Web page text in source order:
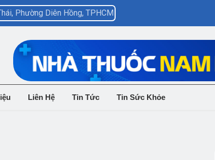
Phường Diên Hồng, TPHCM
Liên Hệ Tin Tức Tin Sức Khỏe